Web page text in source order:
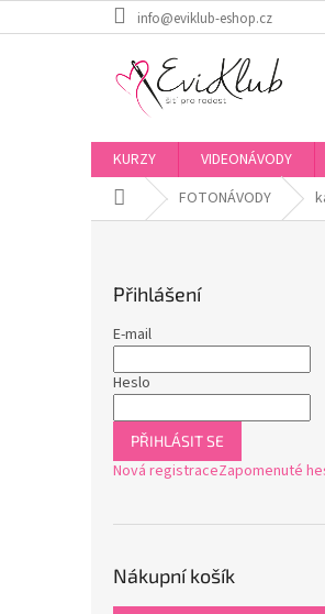
na
info@eviklub-eshop.cz
KURZY VIDEONÁVODY
Domů FOTONÁVODY
Přihlášení
E-mail
Heslo
PŘIHLÁSIT SE
Nová registraceZapomenuté
Nákupní košík